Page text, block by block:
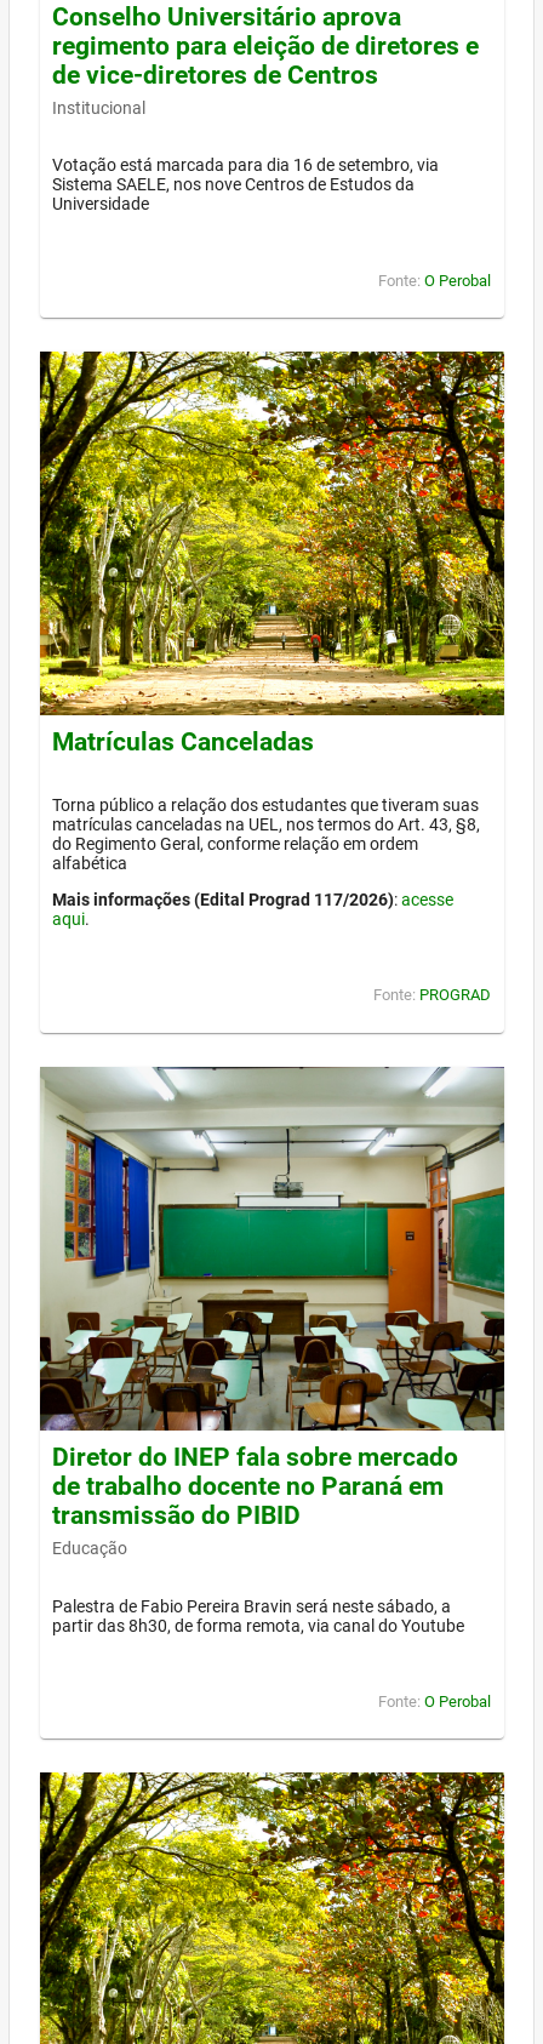
Conselho Universitário aprova
regimento para eleição de diretores e
de vice-diretores de Centros
Institucional
Votação está marcada para dia 16 de setembro, via
Sistema SAELE, nos nove Centros de Estudos da
Universidade
Fonte: O Perobal
Matrículas Canceladas
Torna público a relação dos estudantes que tiveram suas
matrículas canceladas na UEL, nos termos do Art. 43, §8,
do Regimento Geral, conforme relação em ordem
alfabética
Mais informações (Edital Prograd 117/2026):acesse
aqui.
Fonte: PROGRAD
Diretor do INEP fala sobre mercado
de trabalho docente no Paraná em
transmissão do PIBID
Educação
Palestra de Fabio Pereira Bravin será neste sábado, a
partir das 8h30, de forma remota, via canal do Youtube
Fonte: O Perobal